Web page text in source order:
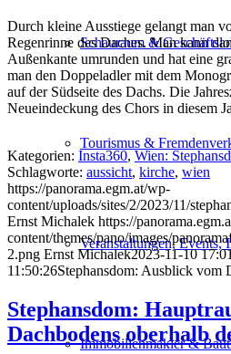
Schauraum &
Tourismus &
Veranstaltungen, Events,
Immobilienmakler &
Durch kleine Ausstiege gelangt man
Regenrinne des Daches. Man kann
Außenkante umrunden und hat eine
man den Doppeladler mit dem
auf der Südseite des Dachs. Die
Neueindeckung des Chors in diesem
Kategorien: Insta360, Wien:
Schlagworte: aussicht, kirche, wien
https://panorama.egm.at/wp-
content/uploads/sites/2/2023/11/
Ernst Michalek https://
content/themes/pano/images/
2.png Ernst Michalek2023-11-10
11:50:26Stephansdom: Ausblick vom
Stephansdom:
Dachbodens oberhalb